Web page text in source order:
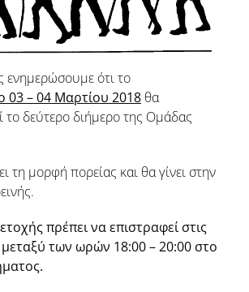
ενημερώσουμε ότι το
03 – 04 Μαρτίου 2018θα
το δεύτερο διήμερο της Ομάδας
τη μορφή πορείας και θα γίνει στην
πρέπει να επιστραφεί στις
των ωρών 18:00 – 20:00 στο